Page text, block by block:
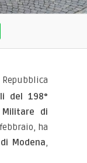
del 198°
Militare di
ha
Modena,